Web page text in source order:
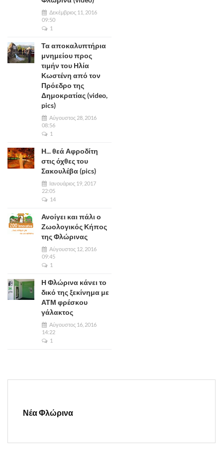
Δεκέμβριος 11, 2016
09:50
1
Τα αποκαλυπτήρια
μνημείου προς
τιμήν του Ηλία
Κωστένη από τον
Πρόεδρο της
Δημοκρατίας (video,
pics)
Αύγουστος 28, 2016
08:56
1
Η... θεά Αφροδίτη
στις όχθες του
Σακουλέβα (pics)
Ιανουάριος 19, 2017
22:05
14
Ανοίγει και πάλι ο
Ζωολογικός Κήπος
της Φλώρινας
Αύγουστος 12, 2016
09:45
1
Η Φλώρινα κάνει το
δικό της ξεκίνημα με
ΑΤΜ φρέσκου
γάλακτος
Αύγουστος 16, 2016
14:22
1
Νέα Φλώρινα